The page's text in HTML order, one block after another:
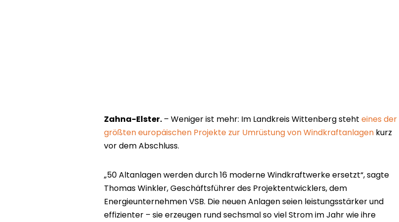
Zahna-Elster. – Weniger ist mehr: Im Landkreis Wittenberg steht eines der
größten europäischen Projekte zur Umrüstung von Windkraftanlagen kurz
vor dem Abschluss.
„50 Altanlagen werden durch 16 moderne Windkraftwerke ersetzt“, sagte
Thomas Winkler, Geschäftsführer des Projektentwicklers, dem
Energieunternehmen VSB. Die neuen Anlagen seien leistungsstärker und
effizienter – sie erzeugen rund sechsmal so viel Strom im Jahr wie ihre